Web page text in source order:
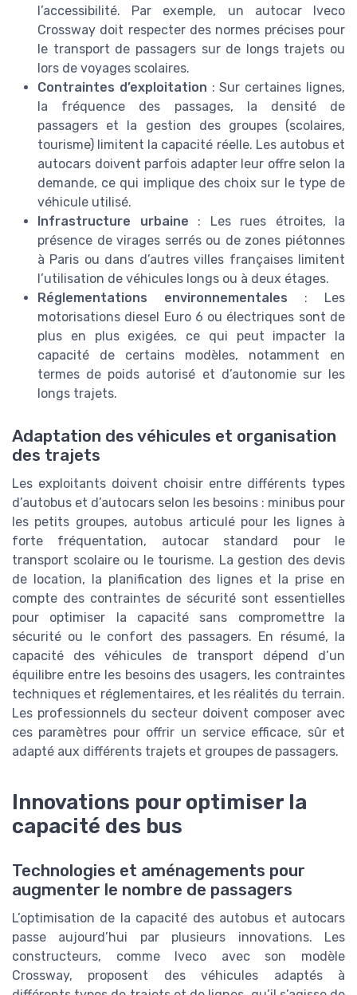
l’accessibilité. Par exemple, un autocar Iveco
Crossway doit respecter des normes précises pour
le transport de passagers sur de longs trajets ou
lors de voyages scolaires.
Contraintes d’exploitation : Sur certaines lignes,
la fréquence des passages, la densité de
passagers et la gestion des groupes (scolaires,
tourisme) limitent la capacité réelle. Les autobus et
autocars doivent parfois adapter leur offre selon la
demande, ce qui implique des choix sur le type de
véhicule utilisé.
Infrastructure urbaine : Les rues étroites, la
présence de virages serrés ou de zones piétonnes
à Paris ou dans d’autres villes françaises limitent
l’utilisation de véhicules longs ou à deux étages.
Réglementations environnementales : Les
motorisations diesel Euro 6 ou électriques sont de
plus en plus exigées, ce qui peut impacter la
capacité de certains modèles, notamment en
termes de poids autorisé et d’autonomie sur les
longs trajets.
Adaptation des véhicules et organisation
des trajets
Les exploitants doivent choisir entre différents types
d’autobus et d’autocars selon les besoins : minibus pour
les petits groupes, autobus articulé pour les lignes à
forte fréquentation, autocar standard pour le
transport scolaire ou le tourisme. La gestion des devis
de location, la planification des lignes et la prise en
compte des contraintes de sécurité sont essentielles
pour optimiser la capacité sans compromettre la
sécurité ou le confort des passagers. En résumé, la
capacité des véhicules de transport dépend d’un
équilibre entre les besoins des usagers, les contraintes
techniques et réglementaires, et les réalités du terrain.
Les professionnels du secteur doivent composer avec
ces paramètres pour offrir un service efficace, sûr et
adapté aux différents trajets et groupes de passagers.
Innovations pour optimiser la
capacité des bus
Technologies et aménagements pour
augmenter le nombre de passagers
L’optimisation de la capacité des autobus et autocars
passe aujourd’hui par plusieurs innovations. Les
constructeurs, comme Iveco avec son modèle
Crossway, proposent des véhicules adaptés à